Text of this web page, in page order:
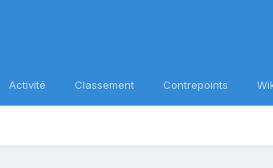
Activité Classement Contrepoints